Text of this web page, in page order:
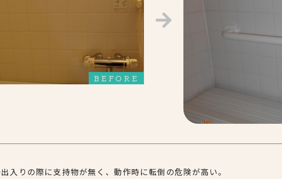
BEFORE
入りの際に支持物が無く、動作時に転倒の危険が高い。